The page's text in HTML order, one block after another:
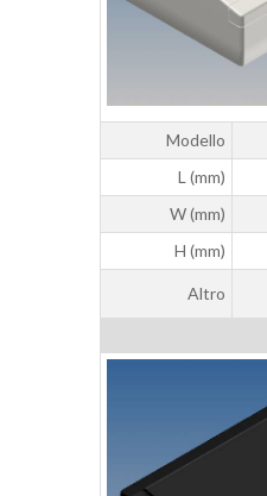
Modello
L (mm)
W (mm)
H (mm)
Altro